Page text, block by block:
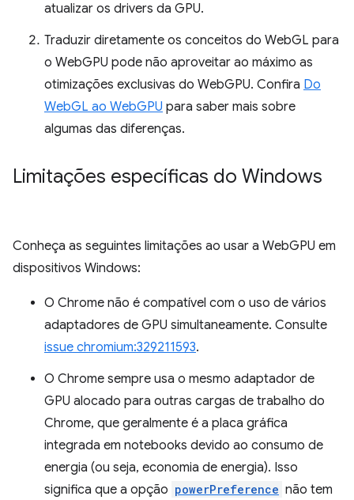
atualizar os drivers da GPU.
Traduzir diretamente os conceitos do WebGL para
o WebGPU pode não aproveitar ao máximo as
otimizações exclusivas do WebGPU. Confira Do
WebGL ao WebGPU para saber mais sobre
algumas das diferenças.
Limitações específicas do Windows
Conheça as seguintes limitações ao usar a WebGPU em
dispositivos Windows:
O Chrome não é compatível com o uso de vários
adaptadores de GPU simultaneamente. Consulte
issue chromium:329211593.
O Chrome sempre usa o mesmo adaptador de
GPU alocado para outras cargas de trabalho do
Chrome, que geralmente é a placa gráfica
integrada em notebooks devido ao consumo de
energia (ou seja, economia de energia). Isso
significa que a opção powerPreference não tem